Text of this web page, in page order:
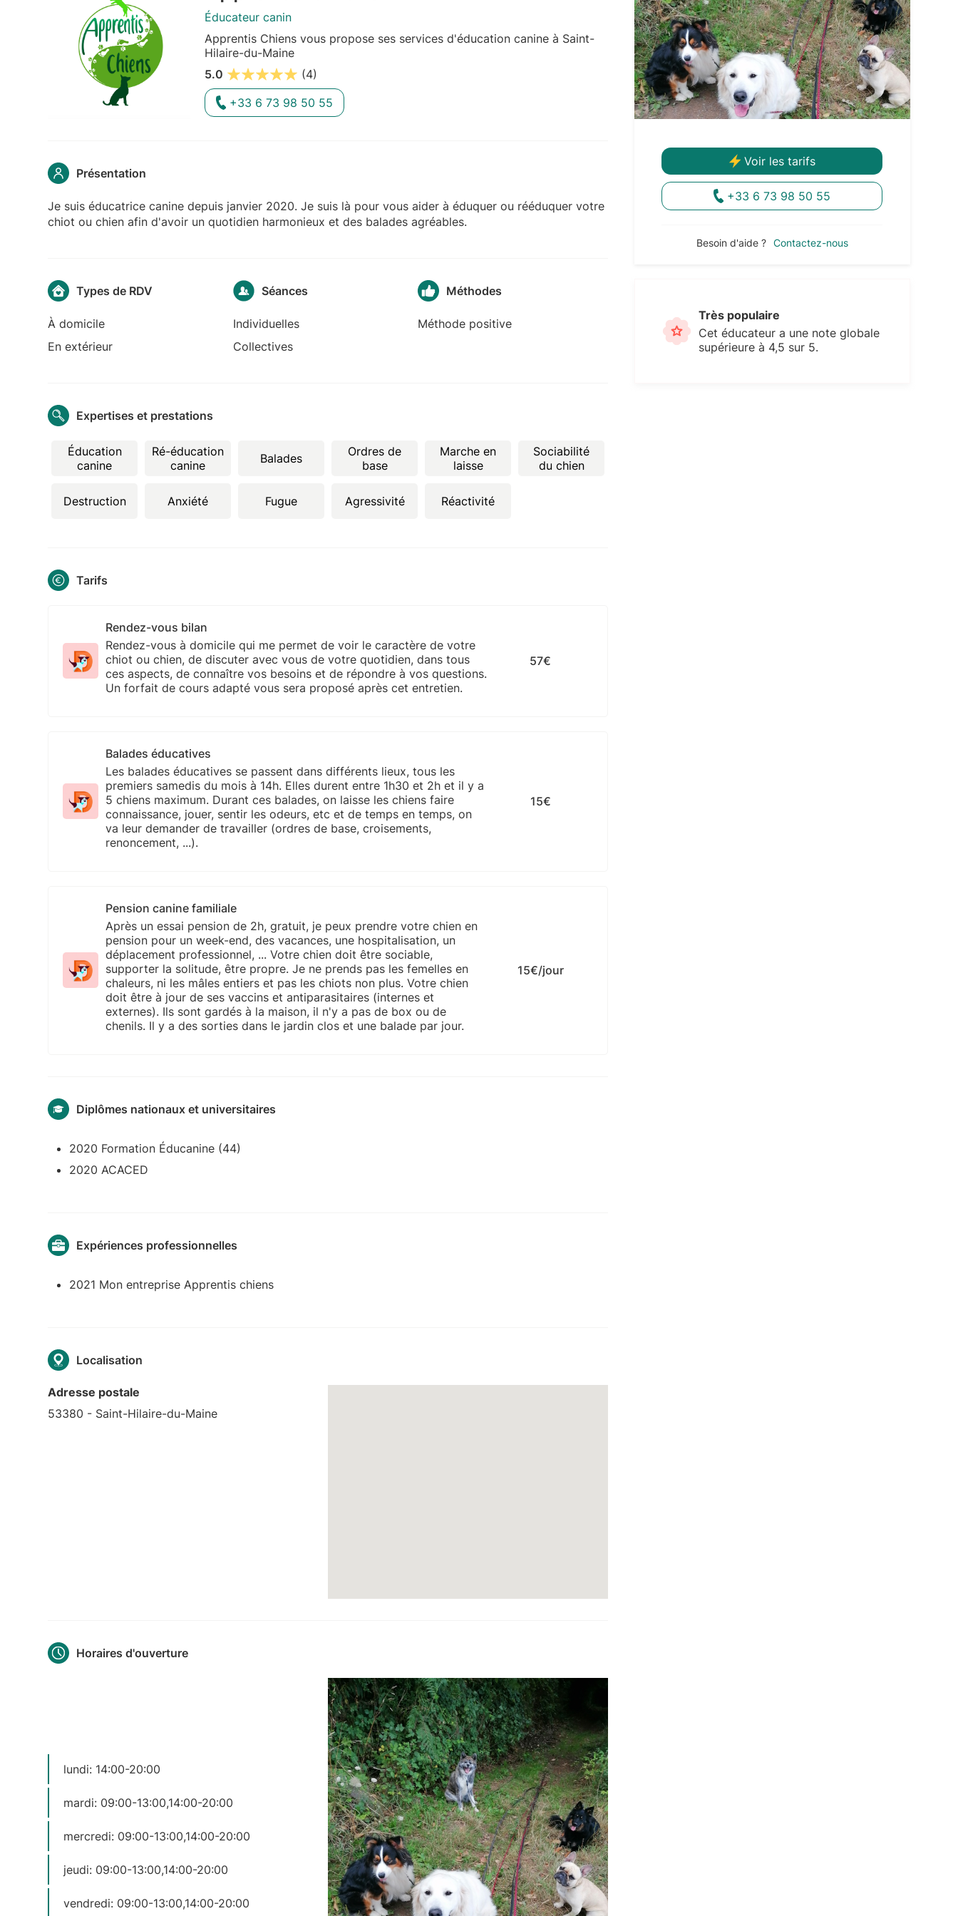
Éducateur canin
Apprentis Chiens vous propose ses services d'éducation canine à Saint-
Hilaire-du-Maine
5.0
(4)
+33 6 73 98 50 55
Présentation
Je suis éducatrice canine depuis janvier 2020. Je suis là pour vous aider à éduquer ou rééduquer votre
chiot ou chien afin d'avoir un quotidien harmonieux et des balades agréables.
Types de RDV
À domicile
En extérieur
Séances
Individuelles
Collectives
Méthodes
Méthode positive
Expertises et prestations
Éducation
canine
Ré-éducation
canine
Balades
Ordres de
base
Marche en
laisse
Sociabilité
du chien
Destruction Anxiété Fugue Agressivité Réactivité
Tarifs
Rendez-vous bilan
Rendez-vous à domicile qui me permet de voir le caractère de votre
chiot ou chien, de discuter avec vous de votre quotidien, dans tous
ces aspects, de connaître vos besoins et de répondre à vos questions.
Un forfait de cours adapté vous sera proposé après cet entretien.
57€
Balades éducatives
Les balades éducatives se passent dans différents lieux, tous les
premiers samedis du mois à 14h. Elles durent entre 1h30 et 2h et il y a
5 chiens maximum. Durant ces balades, on laisse les chiens faire
connaissance, jouer, sentir les odeurs, etc et de temps en temps, on
va leur demander de travailler (ordres de base, croisements,
renoncement, ...).
15€
Pension canine familiale
Après un essai pension de 2h, gratuit, je peux prendre votre chien en
pension pour un week-end, des vacances, une hospitalisation, un
déplacement professionnel, ... Votre chien doit être sociable,
supporter la solitude, être propre. Je ne prends pas les femelles en
chaleurs, ni les mâles entiers et pas les chiots non plus. Votre chien
doit être à jour de ses vaccins et antiparasitaires (internes et
externes). Ils sont gardés à la maison, il n'y a pas de box ou de
chenils. Il y a des sorties dans le jardin clos et une balade par jour.
15€/jour
Diplômes nationaux et universitaires
2020 Formation Éducanine (44)
2020 ACACED
Expériences professionnelles
2021 Mon entreprise Apprentis chiens
Localisation
Adresse postale
53380 - Saint-Hilaire-du-Maine
Horaires d'ouverture
lundi: 14:00-20:00
mardi: 09:00-13:00,14:00-20:00
mercredi: 09:00-13:00,14:00-20:00
jeudi: 09:00-13:00,14:00-20:00
vendredi: 09:00-13:00,14:00-20:00
Voir les tarifs
+33 6 73 98 50 55
Besoin d'aide ? Contactez-nous
Très populaire
Cet éducateur a une note globale
supérieure à 4,5 sur 5.